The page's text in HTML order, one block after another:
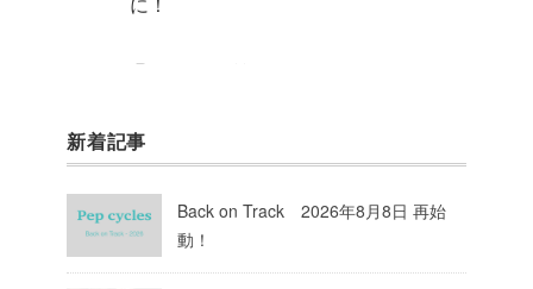
Pep cycles@大阪
今週はお知らせがいっぱいあるのでチ
ェックしてて下さいね！
新着記事
Back on Track 2026年8月8日 再始
動！